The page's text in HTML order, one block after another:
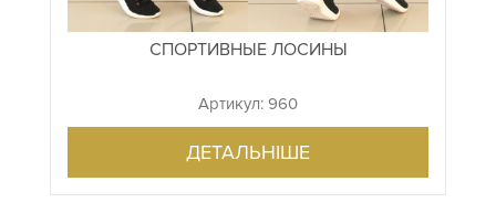
СПОРТИВНЫЕ ЛОСИНЫ
Артикул: 960
ДЕТАЛЬНІШЕ